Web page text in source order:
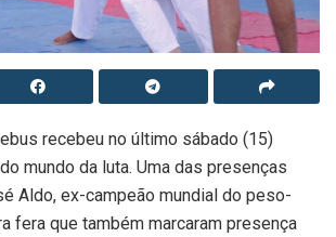
recebeu no último sábado (15)
mundo da luta. Uma das presenças
Aldo, ex-campeão mundial do peso-
fera que também marcaram presença